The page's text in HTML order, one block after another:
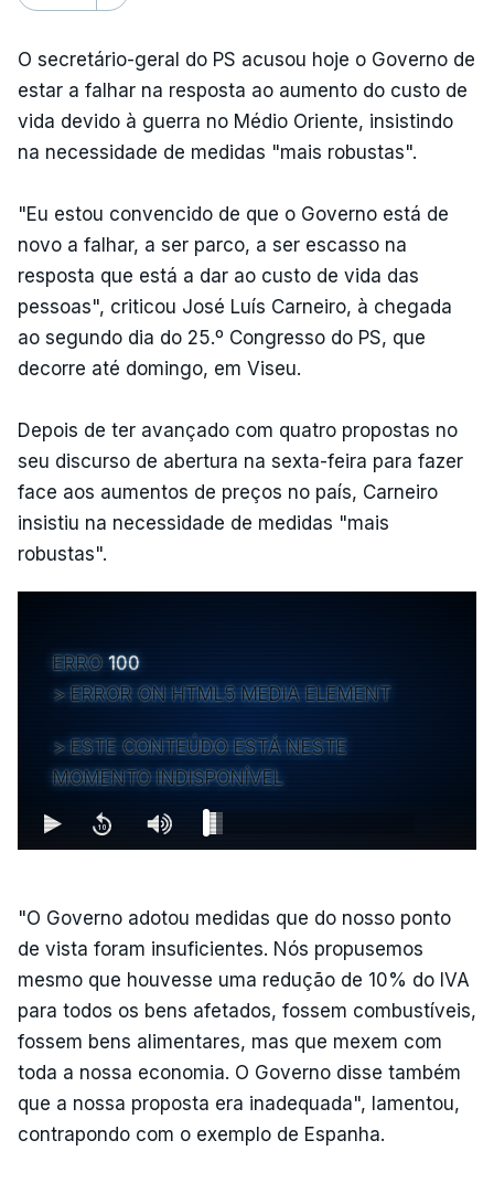
O secretário-geral do PS acusou hoje o Governo de
estar a falhar na resposta ao aumento do custo de
vida devido à guerra no Médio Oriente, insistindo
na necessidade de medidas "mais robustas".
"Eu estou convencido de que o Governo está de
novo a falhar, a ser parco, a ser escasso na
resposta que está a dar ao custo de vida das
pessoas", criticou José Luís Carneiro, à chegada
ao segundo dia do 25.º Congresso do PS, que
decorre até domingo, em Viseu.
Depois de ter avançado com quatro propostas no
seu discurso de abertura na sexta-feira para fazer
face aos aumentos de preços no país, Carneiro
insistiu na necessidade de medidas "mais
robustas".
ERRO 100
ERROR ON HTML5 MEDIA ELEMENT
ESTE CONTEÚDO ESTÁ NESTE
MOMENTO INDISPONÍVEL
"O Governo adotou medidas que do nosso ponto
de vista foram insuficientes. Nós propusemos
mesmo que houvesse uma redução de 10% do IVA
para todos os bens afetados, fossem combustíveis,
fossem bens alimentares, mas que mexem com
toda a nossa economia. O Governo disse também
que a nossa proposta era inadequada", lamentou,
contrapondo com o exemplo de Espanha.